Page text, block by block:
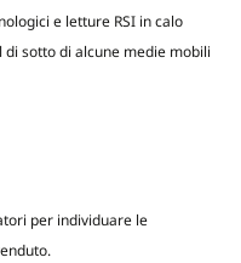
e letture RSI in calo
di sotto di alcune medie mobili
per individuare le